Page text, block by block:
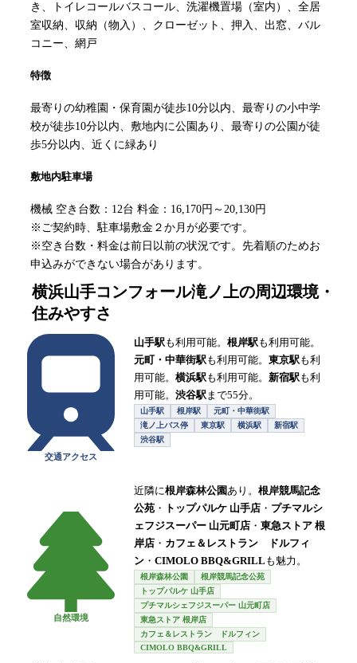
き、トイレコールバスコール、洗濯機置場（室内）、全居
室収納、収納（物入）、クローゼット、押入、出窓、バル
コニー、網戸
特徴
最寄りの幼稚園・保育園が徒歩10分以内、最寄りの小中学
校が徒歩10分以内、敷地内に公園あり、最寄りの公園が徒
歩5分以内、近くに緑あり
敷地内駐車場
機械 空き台数：12台 料金：16,170円～20,130円
※ご契約時、駐車場敷金２か月が必要です。
※空き台数・料金は前日以前の状況です。先着順のためお
申込みができない場合があります。
横浜山手コンフォール滝ノ上の周辺環境・
住みやすさ
交通アクセス
山手駅も利用可能。 根岸駅も利用可能。
元町・中華街駅も利用可能。 東京駅も利
用可能。 横浜駅も利用可能。 新宿駅も利
用可能。 渋谷駅まで55分。
山手駅 根岸駅
元町・中華街駅
滝ノ上バス停
東京駅 横浜駅
新宿駅
渋谷駅
自然環境
近隣に根岸森林公園 あり。 根岸競馬記念
公苑 ・ トップパルケ 山手店 ・ プチマルシ
ェフジスーパー 山元町店 ・ 東急ストア 根
岸店 ・ カフェ＆レストラン ドルフィ
ン ・ CIMOLO BBQ&GRILL も魅力。
根岸森林公園
根岸競馬記念公苑
トップパルケ 山手店
プチマルシェフジスーパー 山元町店
東急ストア 根岸店
カフェ＆レストラン ドルフィン
CIMOLO BBQ&GRILL